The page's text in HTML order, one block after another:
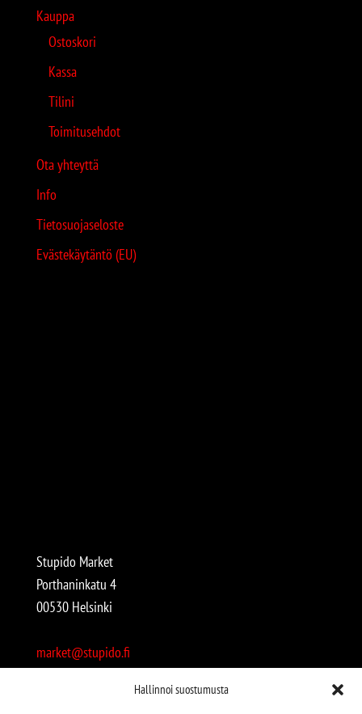
Hallinnoi suostumusta
Kauppa
Ostoskori
Kassa
Tilini
Toimitusehdot
Ota yhteyttä
Info
Tietosuojaseloste
Evästekäytäntö (EU)
Stupido Market
Porthaninkatu 4
00530 Helsinki
market@stupido.fi